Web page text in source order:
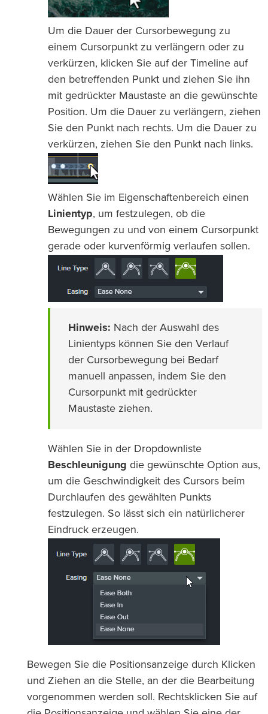
Um die Dauer der Cursorbewegung zu
einem Cursorpunkt zu verlängern oder zu
verkürzen, klicken Sie auf der Timeline auf
den betreffenden Punkt und ziehen Sie ihn
mit gedrückter Maustaste an die gewünschte
Position. Um die Dauer zu verlängern, ziehen
Sie den Punkt nach rechts. Um die Dauer zu
verkürzen, ziehen Sie den Punkt nach links.
Wählen Sie im Eigenschaftenbereich einen
Linientyp, um festzulegen, ob die
Bewegungen zu und von einem Cursorpunkt
gerade oder kurvenförmig verlaufen sollen.
Hinweis: Nach der Auswahl des
Linientyps können Sie den Verlauf
der Cursorbewegung bei Bedarf
manuell anpassen, indem Sie den
Cursorpunkt mit gedrückter
Maustaste ziehen.
Wählen Sie in der Dropdownliste
Beschleunigung die gewünschte Option aus,
um die Geschwindigkeit des Cursors beim
Durchlaufen des gewählten Punkts
festzulegen. So lässt sich ein natürlicherer
Eindruck erzeugen.
Bewegen Sie die Positionsanzeige durch Klicken
und Ziehen an die Stelle, an der die Bearbeitung
vorgenommen werden soll. Rechtsklicken Sie auf